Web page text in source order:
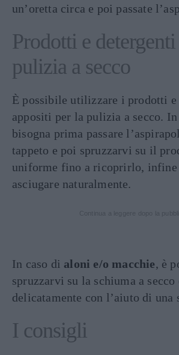
un’oretta circa e poi passate
Prodotti e
pulizia a secco
È possibile utilizzare i prodotti e
appositi per la pulizia a secco. In
bisogna prima passare
tappeto e poi spruzzarvi su il
uniforme fino a ricoprirlo, infine
asciugare naturalmente.
In caso di aloni e/o macchie, è
spruzzarvi su la schiuma a secco
delicatamente con l’aiuto di una
I consigli